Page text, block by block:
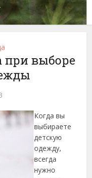
при выборе
Когда вы
выбираете
детскую
одежду,
всегда
нужно